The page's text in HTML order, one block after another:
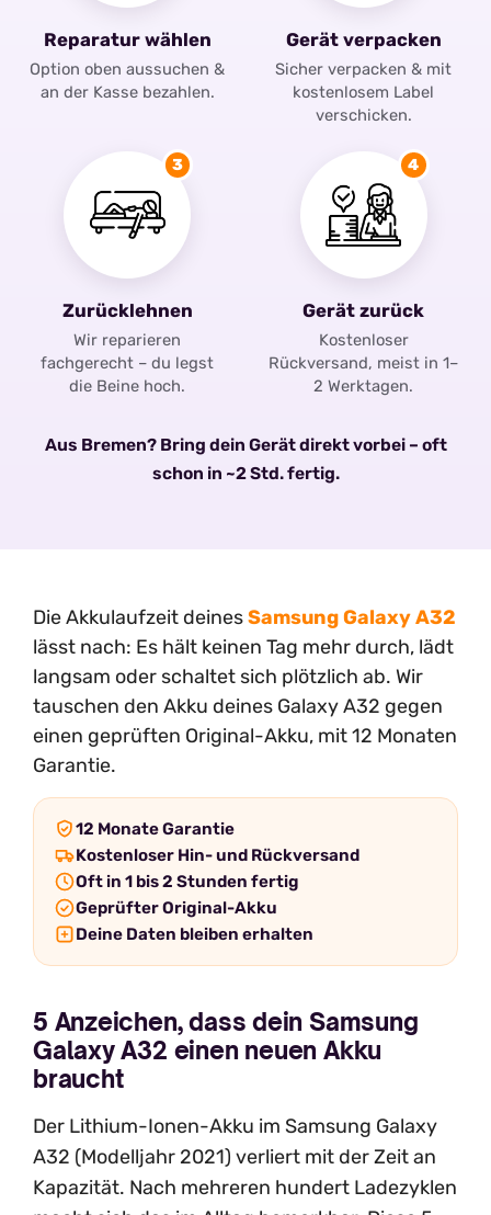
Reparatur wählen
Option oben aussuchen &
an der Kasse bezahlen.
Gerät verpacken
Sicher verpacken & mit
kostenlosem Label
verschicken.
3
Zurücklehnen
Wir reparieren
fachgerecht – du legst
die Beine hoch.
4
Gerät zurück
Kostenloser
Rückversand, meist in 1–
2 Werktagen.
Aus Bremen? Bring dein Gerät direkt vorbei – oft
schon in ~2 Std. fertig.
Die Akkulaufzeit deinesSamsung Galaxy A32
lässt nach: Es hält keinen Tag mehr durch, lädt
langsam oder schaltet sich plötzlich ab. Wir
tauschen den Akku deines Galaxy A32 gegen
einen geprüften Original-Akku, mit 12 Monaten
Garantie.
12 Monate Garantie
Kostenloser Hin- und Rückversand
Oft in 1 bis 2 Stunden fertig
Geprüfter Original-Akku
Deine Daten bleiben erhalten
5 Anzeichen, dass dein Samsung
Galaxy A32 einen neuen Akku
braucht
Der Lithium-Ionen-Akku im Samsung Galaxy
A32 (Modelljahr 2021) verliert mit der Zeit an
Kapazität. Nach mehreren hundert Ladezyklen